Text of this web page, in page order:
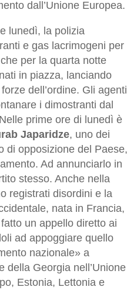
dall’Unione Europea.
lunedì, la polizia
e gas lacrimogeni per
per la quarta notte
in piazza, lanciando
dell’ordine. Gli agenti
i dimostranti dal
prime ore di lunedì è
Japaridze, uno dei
di opposizione del Paese,
Ad annunciarlo in
stesso. Anche nella
registrati disordini e la
nata in Francia,
un appello diretto ai
ad appoggiare quello
nazionale» a
della Georgia nell’Unione
Estonia, Lettonia e